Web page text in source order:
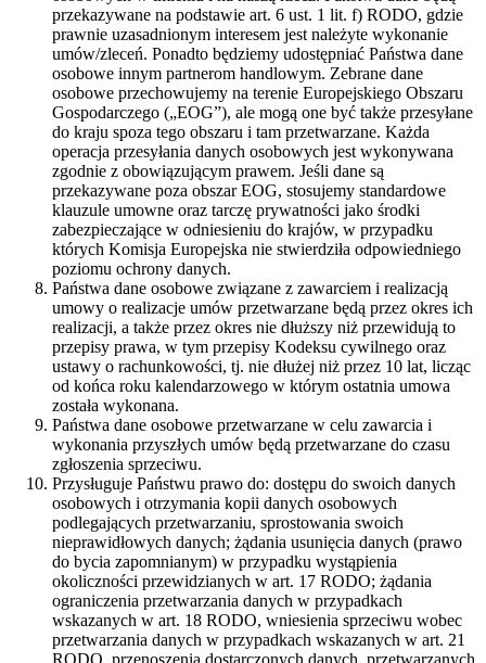
przekazywane na podstawie art. 6 ust. 1 lit. f) RODO, gdzie
prawnie uzasadnionym interesem jest należyte wykonanie
umów/zleceń. Ponadto będziemy udostępniać Państwa dane
osobowe innym partnerom handlowym. Zebrane dane
osobowe przechowujemy na terenie Europejskiego Obszaru
Gospodarczego („EOG”), ale mogą one być także przesyłane
do kraju spoza tego obszaru i tam przetwarzane. Każda
operacja przesyłania danych osobowych jest wykonywana
zgodnie z obowiązującym prawem. Jeśli dane są
przekazywane poza obszar EOG, stosujemy standardowe
klauzule umowne oraz tarczę prywatności jako środki
zabezpieczające w odniesieniu do krajów, w przypadku
których Komisja Europejska nie stwierdziła odpowiedniego
poziomu ochrony danych.
Państwa dane osobowe związane z zawarciem i realizacją
umowy o realizacje umów przetwarzane będą przez okres ich
realizacji, a także przez okres nie dłuższy niż przewidują to
przepisy prawa, w tym przepisy Kodeksu cywilnego oraz
ustawy o rachunkowości, tj. nie dłużej niż przez 10 lat, licząc
od końca roku kalendarzowego w którym ostatnia umowa
została wykonana.
Państwa dane osobowe przetwarzane w celu zawarcia i
wykonania przyszłych umów będą przetwarzane do czasu
zgłoszenia sprzeciwu.
Przysługuje Państwu prawo do: dostępu do swoich danych
osobowych i otrzymania kopii danych osobowych
podlegających przetwarzaniu, sprostowania swoich
nieprawidłowych danych; żądania usunięcia danych (prawo
do bycia zapomnianym) w przypadku wystąpienia
okoliczności przewidzianych w art. 17 RODO; żądania
ograniczenia przetwarzania danych w przypadkach
wskazanych w art. 18 RODO, wniesienia sprzeciwu wobec
przetwarzania danych w przypadkach wskazanych w art. 21
RODO, przenoszenia dostarczonych danych, przetwarzanych